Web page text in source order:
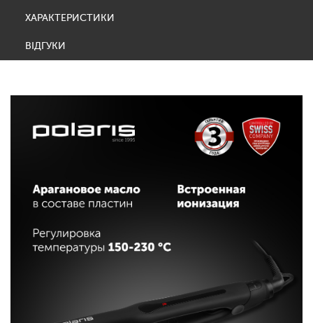
ХАРАКТЕРИСТИКИ
ВІДГУКИ